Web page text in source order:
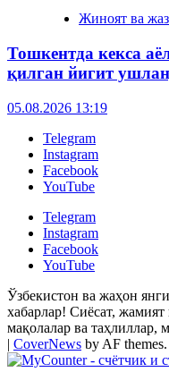
Жиноят ва
Тошкентда кекса
қилган йигит
05.08.2026 13:19
Telegram
Instagram
Facebook
YouTube
Telegram
Instagram
Facebook
YouTube
Ўзбекистон ва жаҳон
хабарлар! Сиёсат, жамият
мақолалар ва таҳлиллар,
| CoverNews by AF themes.